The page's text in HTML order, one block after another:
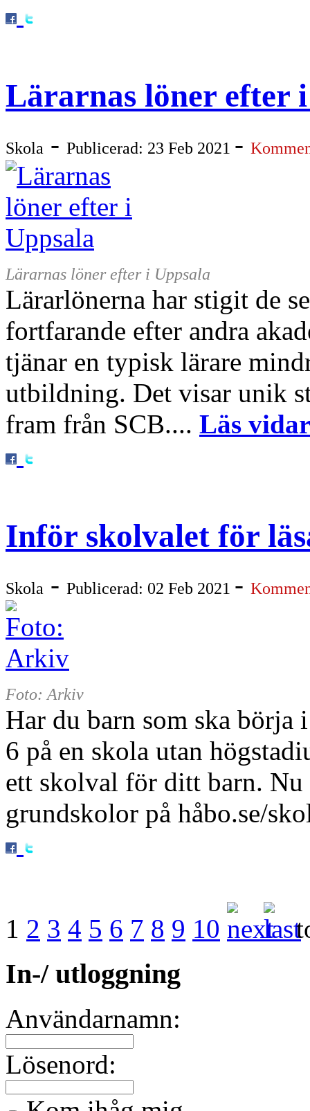
Lärarnas löner efter
Skola - Publicerad: 23 Feb 2021 -
Lärarnas löner efter i Uppsala
Lärarlönerna har stigit de
fortfarande efter andra
tjänar en typisk lärare
utbildning. Det visar unik
fram från SCB.... Läs
Inför skolvalet för
Skola - Publicerad: 02 Feb 2021 -
Foto: Arkiv
Har du barn som ska börja
6 på en skola utan
ett skolval för ditt barn. Nu
grundskolor på håbo.se/
1 2 3 4 5 6 7 8 9 10
In-/ utloggning
Användarnamn:
Lösenord: